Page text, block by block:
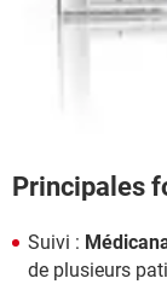
Principales
Suivi :
de plusieurs